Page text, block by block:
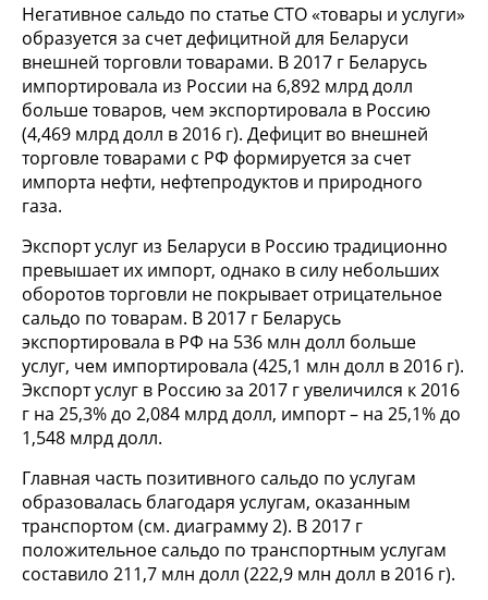
Негативное сальдо по статье СТО «товары и услуги»
образуется за счет дефицитной для Беларуси
внешней торговли товарами. В 2017 г Беларусь
импортировала из России на 6,892 млрд долл
больше товаров, чем экспортировала в Россию
(4,469 млрд долл в 2016 г). Дефицит во внешней
торговле товарами с РФ формируется за счет
импорта нефти, нефтепродуктов и природного
газа.
Экспорт услуг из Беларуси в Россию традиционно
превышает их импорт, однако в силу небольших
оборотов торговли не покрывает отрицательное
сальдо по товарам. В 2017 г Беларусь
экспортировала в РФ на 536 млн долл больше
услуг, чем импортировала (425,1 млн долл в 2016 г).
Экспорт услуг в Россию за 2017 г увеличился к 2016
г на 25,3% до 2,084 млрд долл, импорт – на 25,1% до
1,548 млрд долл.
Главная часть позитивного сальдо по услугам
образовалась благодаря услугам, оказанным
транспортом (см. диаграмму 2). В 2017 г
положительное сальдо по транспортным услугам
составило 211,7 млн долл (222,9 млн долл в 2016 г).